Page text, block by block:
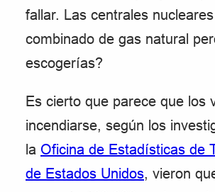
fallar. Las centrales
combinado de gas natural
escogerías?
Es cierto que parece que los
incendiarse, según los
la Oficina de Estadísticas de
de Estados Unidos, vieron